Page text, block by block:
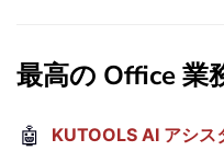
最高の Office 業
🤖 KUTOOLS AI アシス